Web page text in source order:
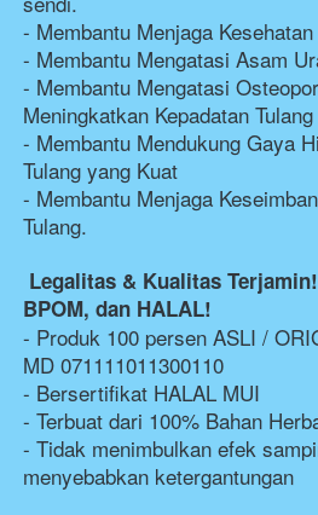
- Membantu Menjaga
- Membantu Mengatasi Asam
- Membantu Mengatasi
Meningkatkan Kepadatan Tulang
- Membantu Mendukung Gaya
Tulang yang Kuat
- Membantu Menjaga
Tulang.
Legalitas & Kualitas
BPOM, dan HALAL!
- Produk 100 persen ASLI /
MD 071111011300110
- Bersertifikat HALAL MUI
- Terbuat dari 100% Bahan
- Tidak menimbulkan efek
menyebabkan ketergantungan